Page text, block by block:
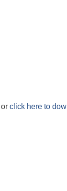
or click here to